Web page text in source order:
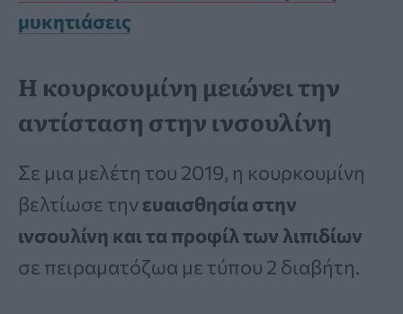
μυκητιάσεις
Η κουρκουμίνη μειώνει την
αντίσταση στην ινσουλίνη
Σε μια μελέτη του 2019, η κουρκουμίνη
βελτίωσε την ευαισθησία στην
ινσουλίνη και τα προφίλ των λιπιδίων
σε πειραματόζωα με τύπου 2 διαβήτη.